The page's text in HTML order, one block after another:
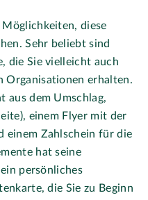
Möglichkeiten, diese
Sehr beliebt sind
die Sie vielleicht auch
Organisationen erhalten.
aus dem Umschlag,
einem Flyer mit der
einem Zahlschein für die
hat seine
persönliches
die Sie zu Beginn